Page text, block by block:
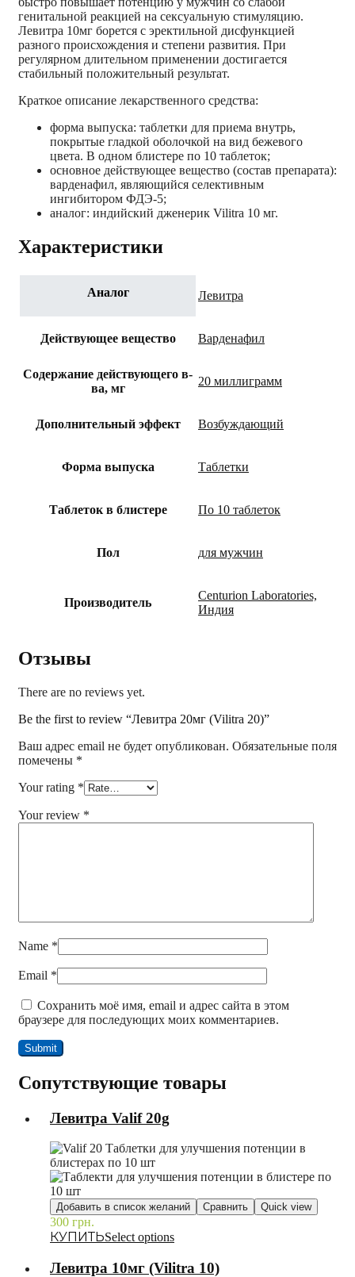
генитальной реакцией на сексуальную стимуляцию.
Левитра 10мг борется с эректильной дисфункцией
разного происхождения и степени развития. При
регулярном длительном применении достигается
стабильный положительный результат.
Краткое описание лекарственного средства:
форма выпуска: таблетки для приема внутрь,
покрытые гладкой оболочкой на вид бежевого
цвета. В одном блистере по 10 таблеток;
основное действующее вещество (состав препарата):
варденафил, являющийся селективным
ингибитором ФДЭ-5;
аналог: индийский дженерик Vilitra 10 мг.
Характеристики
Аналог Левитра
Действующее вещество Варденафил
Содержание действующего в-
ва, мг
20 миллиграмм
Дополнительный эффект Возбуждающий
Форма выпуска Таблетки
Таблеток в блистере По 10 таблеток
Пол для мужчин
Производитель
Centurion Laboratories,
Индия
Отзывы
There are no reviews yet.
Be the first to review “Левитра 20мг (Vilitra 20)”
Ваш адрес email не будет опубликован. Обязательные поля
помечены *
Your rating *
Your review *
Name *
Email *
Сохранить моё имя, email и адрес сайта в этом
браузере для последующих моих комментариев.
Сопутствующие товары
Левитра Valif 20g
Добавить в список желаний Сравнить Quick view
300 грн.
Select options
Левитра 10мг (Vilitra 10)